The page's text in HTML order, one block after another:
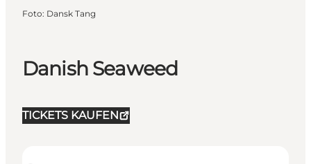
Danish Seaweed
TICKETS KAUFEN
Foto: Dansk Tang